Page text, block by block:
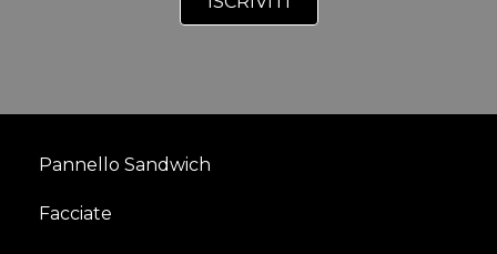
Pannello Sandwich
Facciate